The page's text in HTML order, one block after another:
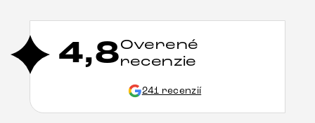
4,8Overené
recenzie
241 recenzií